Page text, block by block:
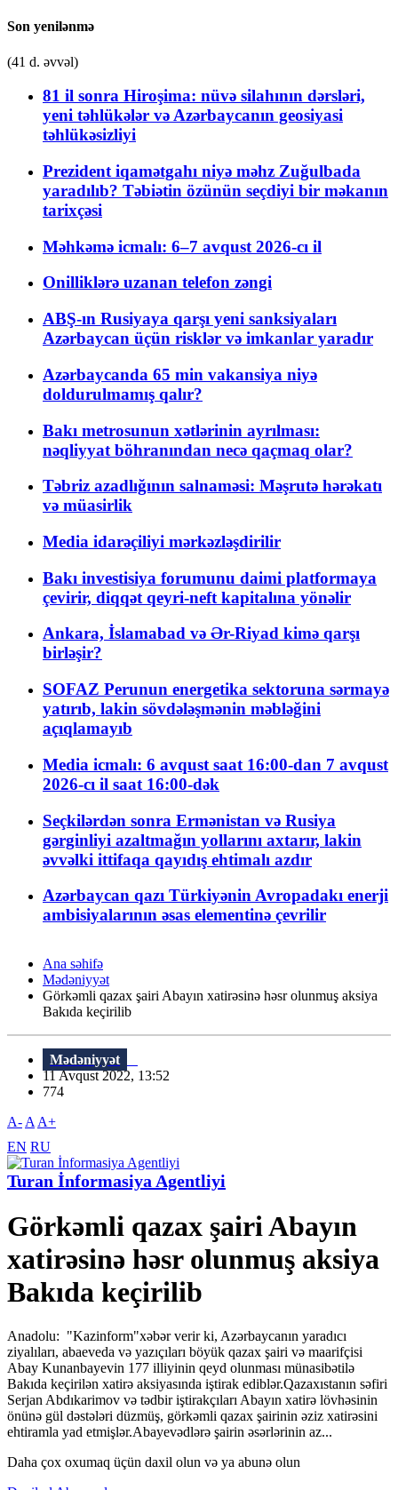
Son yenilənmə
(41 d. əvvəl)
81 il sonra Hiroşima: nüvə silahının dərsləri,
yeni təhlükələr və Azərbaycanın geosiyasi
təhlükəsizliyi
Prezident iqamətgahı niyə məhz Zuğulbada
yaradılıb? Təbiətin özünün seçdiyi bir məkanın
tarixçəsi
Məhkəmə icmalı: 6–7 avqust 2026-cı il
Onilliklərə uzanan telefon zəngi
ABŞ-ın Rusiyaya qarşı yeni sanksiyaları
Azərbaycan üçün risklər və imkanlar yaradır
Azərbaycanda 65 min vakansiya niyə
doldurulmamış qalır?
Bakı metrosunun xətlərinin ayrılması:
nəqliyyat böhranından necə qaçmaq olar?
Təbriz azadlığının salnaməsi: Məşrutə hərəkatı
və müasirlik
Media idarəçiliyi mərkəzləşdirilir
Bakı investisiya forumunu daimi platformaya
çevirir, diqqət qeyri-neft kapitalına yönəlir
Ankara, İslamabad və Ər-Riyad kimə qarşı
birləşir?
SOFAZ Perunun energetika sektoruna sərmayə
yatırıb, lakin sövdələşmənin məbləğini
açıqlamayıb
Media icmalı: 6 avqust saat 16:00-dan 7 avqust
2026-cı il saat 16:00-dək
Seçkilərdən sonra Ermənistan və Rusiya
gərginliyi azaltmağın yollarını axtarır, lakin
əvvəlki ittifaqa qayıdış ehtimalı azdır
Azərbaycan qazı Türkiyənin Avropadakı enerji
ambisiyalarının əsas elementinə çevrilir
Ana səhifə
Mədəniyyət
Görkəmli qazax şairi Abayın xatirəsinə həsr olunmuş aksiya
Bakıda keçirilib
Mədəniyyət
11 Avqust 2022, 13:52
774
A- A A+
EN RU
Turan İnformasiya Agentliyi
Görkəmli qazax şairi Abayın
xatirəsinə həsr olunmuş aksiya
Bakıda keçirilib
Anadolu: "Kazinform"xəbər verir ki, Azərbaycanın yaradıcı
ziyalıları, abaeveda və yazıçıları böyük qazax şairi və maarifçisi
Abay Kunanbayevin 177 illiyinin qeyd olunması münasibətilə
Bakıda keçirilən xatirə aksiyasında iştirak ediblər.Qazaxıstanın səfiri
Serjan Abdıkarimov və tədbir iştirakçıları Abayın xatirə lövhəsinin
önünə gül dəstələri düzmüş, görkəmli qazax şairinin əziz xatirəsini
ehtiramla yad etmişlər.Abayevədlərə şairin əsərlərinin az...
Daha çox oxumaq üçün daxil olun və ya abunə olun